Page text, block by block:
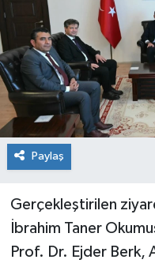
Paylaş
Gerçekleştirilen
İbrahim Taner
Prof. Dr. Ejder Berk,